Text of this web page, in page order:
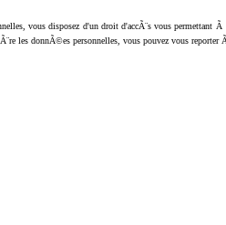
vous disposez d'un droit d'accÃ¨s vous permettant
les donnÃ©es personnelles, vous pouvez vous reporter